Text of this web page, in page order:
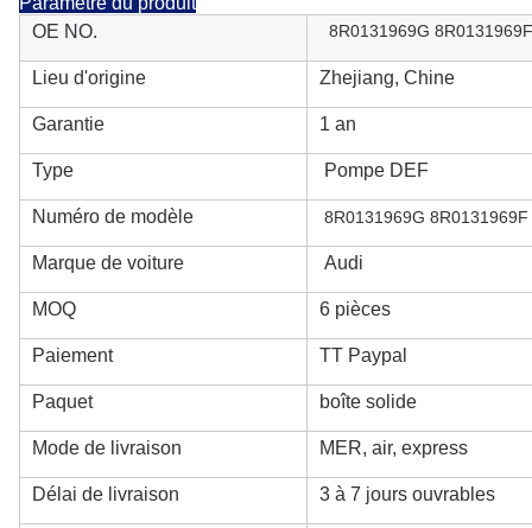
OE NO.
8R0131969G 8R0131969F
Lieu d'origine Zhejiang, Chine
Garantie 1 an
Type Pompe DEF
Numéro de modèle 8R0131969G 8R0131969F
Marque de voiture Audi
MOQ 6 pièces
Paiement TT Paypal
Paquet boîte solide
Mode de livraison MER, air, express
Délai de livraison 3 à 7 jours ouvrables